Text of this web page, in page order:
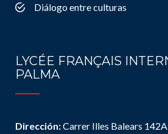
Diálogo entre culturas
LYCÉE FRANÇAIS
PALMA
Dirección:Carrer Illes Balears 142A